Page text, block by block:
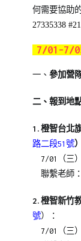
營何需要協助
27335338
7/01-7/
一、 參加營
二、報到地
1. 橙智台北
路二段51號）
7/01（三
聯繫老師
2. 橙智新竹
號）：
7/01（三 ）